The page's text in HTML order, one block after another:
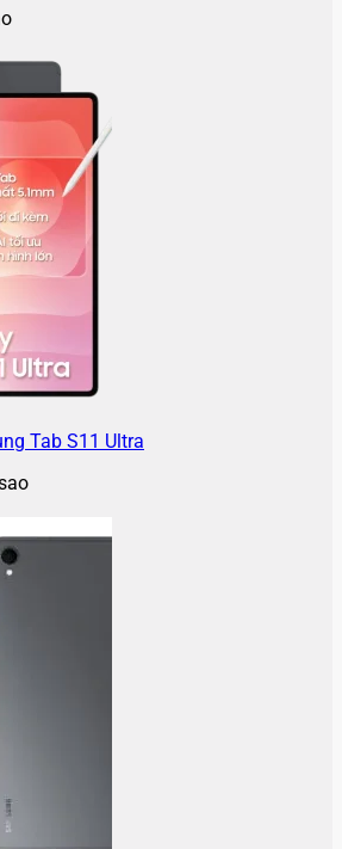
Tab S11 Ultra